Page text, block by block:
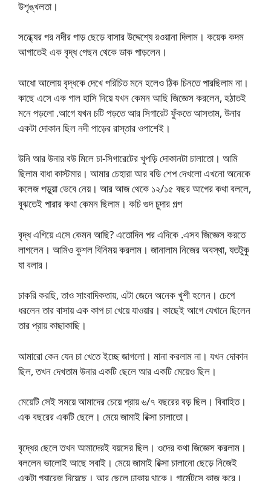
উশৃঙ্খলতা।
সন্ধ্যের পর নদীর পাড় ছেড়ে বাসার উদ্দেশ্যে রওয়ানা দিলাম। কয়েক কদম
আগাতেই এক বৃদ্ধ পেছন থেকে ডাক পাড়লেন।
আধো আলোয় বৃদ্ধকে দেখে পরিচিত মনে হলেও ঠিক চিনতে পারছিলাম না।
কাছে এসে এক গাল হাসি দিয়ে যখন কেমন আছি জিজ্ঞেস করলেন, হঠাতই
মনে পড়লো .আগে যখন চটি পড়তে আর সিগারেট ফুঁকতে আসতাম, উনার
একটা দোকান ছিল নদী পাড়ের রাস্তার ওপাশেই।
উনি আর উনার বউ মিলে চা-সিগারেটের খুপড়ি দোকানটা চালাতো। আমি
ছিলাম বাধা কাস্টমার। আমার চেহারা আর বডি শেপ দেখলো এখনো অনেকে
কলেজ পড়ুয়া ভেবে নেয়। আর আজ থেকে ১২/১৫ বছর আগের কথা বললে,
বুঝতেই পারার কথা কেমন ছিলাম। কচি গুদ চুদার গল্প
বৃদ্ধ এগিয়ে এসে কেমন আছি? এতোদিন পর এদিকে .এসব জিজ্ঞেস করতে
লাগলেন। আমিও কুশল বিনিময় করলাম। জানালাম নিজের অবস্থা, যতটুকু
যা বলার।
চাকরি করছি, তাও সাংবাদিকতায়, এটা জেনে অনেক খুশী হলেন। চেপে
ধরলেন তার বাসায় এক কাপ চা খেয়ে যাওয়ার। কাছেই আগে যেখানে ছিলেন
তার প্রায় কাছাকাছি।
আমারো কেন যেন চা খেতে ইচ্ছে জাগলো। মানা করলাম না। যখন দোকান
ছিল, তখন দেখতাম উনার একটি ছেলে আর একটি মেয়েও ছিল।
মেয়েটি সেই সময়ে আমাদের চেয়ে প্রায় ৬/৭ বছরের বড় ছিল। বিবাহিত।
এক বছরের একটি ছেলে। মেয়ে জামাই রিক্সা চালাতো।
বৃদ্ধের ছেলে তখন আমাদেরই বয়সের ছিল। ওদের কথা জিজ্ঞেস করলাম।
বললেন ভালোই আছে সবাই। মেয়ে জামাই রিক্সা চালানো ছেড়ে নিজেই
একটা গ্যারেজ দিয়েছে। আর ছেলে ঢাকায় থাকে। গার্মেন্টসে কাজ করে।